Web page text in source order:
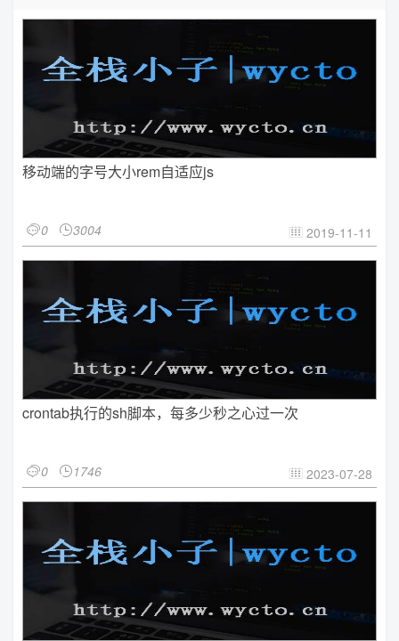
移动端的字号大小rem自适应js
0 3004  2019-11-11
crontab执行的sh脚本，每多少秒之心过一次
0 1746  2023-07-28